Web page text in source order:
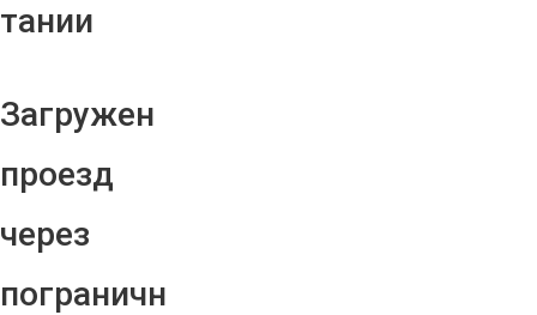
тании
Загружен
проезд
через
пограничн